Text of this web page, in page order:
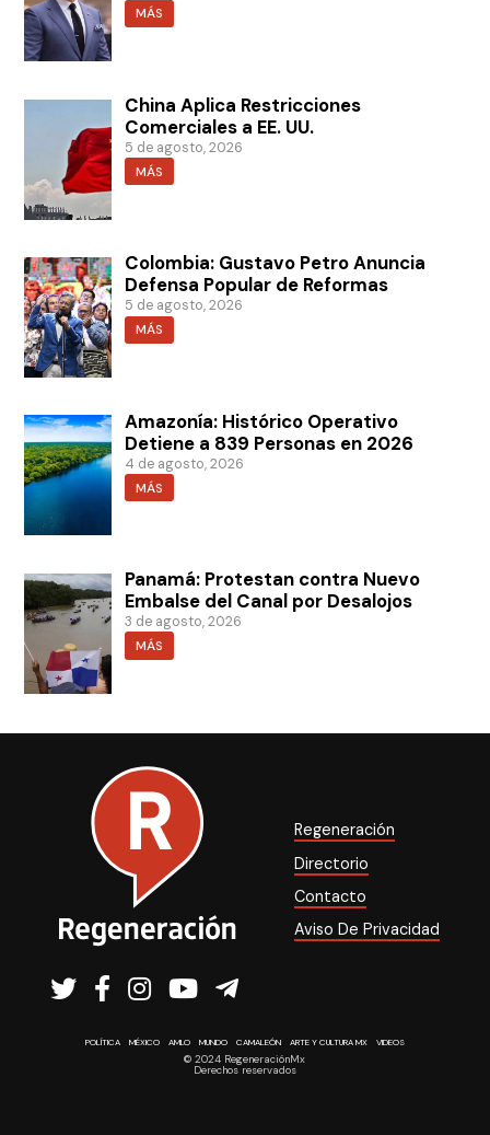
MÁS
China Aplica Restricciones
Comerciales a EE. UU.
5 de agosto, 2026
MÁS
Colombia: Gustavo Petro Anuncia
Defensa Popular de Reformas
5 de agosto, 2026
MÁS
Amazonía: Histórico Operativo
Detiene a 839 Personas en 2026
4 de agosto, 2026
MÁS
Panamá: Protestan contra Nuevo
Embalse del Canal por Desalojos
3 de agosto, 2026
MÁS
Regeneración
Directorio
Contacto
Aviso De Privacidad
POLÍTICA MÉXICO AMLO MUNDO CAMALEÓN ARTE Y CULTURA MX VIDEOS
© 2024 RegeneraciónMx
Derechos reservados